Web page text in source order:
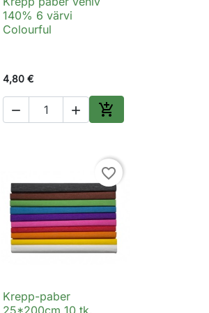
 Kiirvaade
140% 6 värvi
Colourful
4,80 €
  
Lisa ostukorvi
favorite_border
 Kiirvaade
Krepp-paber